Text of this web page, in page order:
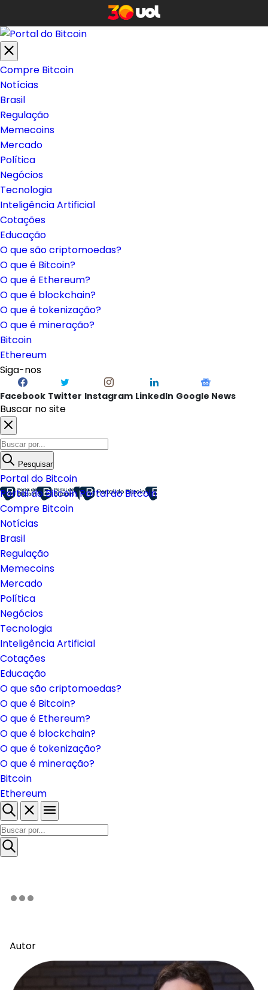
Compre Bitcoin
Notícias
Brasil
Regulação
Memecoins
Mercado
Política
Negócios
Tecnologia
Inteligência Artificial
Cotações
Educação
O que são criptomoedas?
O que é Bitcoin?
O que é Ethereum?
O que é blockchain?
O que é tokenização?
O que é mineração?
Bitcoin
Ethereum
Siga-nos
Facebook Twitter Instagram LinkedIn Google News
Buscar no site
Pesquisar
Portal do Bitcoin
Portal do BitcoinPortal do Bitcoin
Compre Bitcoin
Notícias
Brasil
Regulação
Memecoins
Mercado
Política
Negócios
Tecnologia
Inteligência Artificial
Cotações
Educação
O que são criptomoedas?
O que é Bitcoin?
O que é Ethereum?
O que é blockchain?
O que é tokenização?
O que é mineração?
Bitcoin
Ethereum
Autor